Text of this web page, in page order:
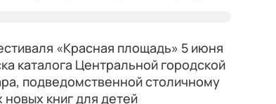
«Красная площадь» 5 июня
каталога Центральной городской
подведомственной столичному
новых книг для детей